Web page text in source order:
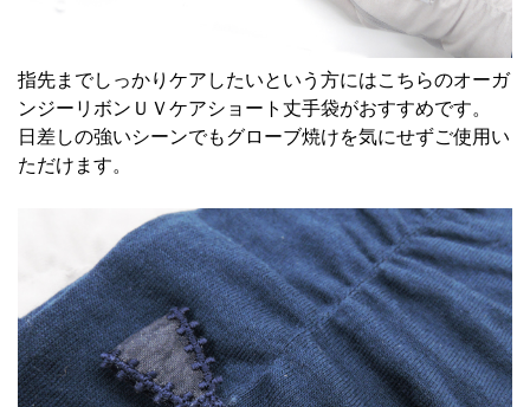
指先までしっかりケアしたいという方にはこちらのオーガ
ンジーリボンＵＶケアショート丈手袋がおすすめです。
日差しの強いシーンでもグローブ焼けを気にせずご使用い
ただけます。